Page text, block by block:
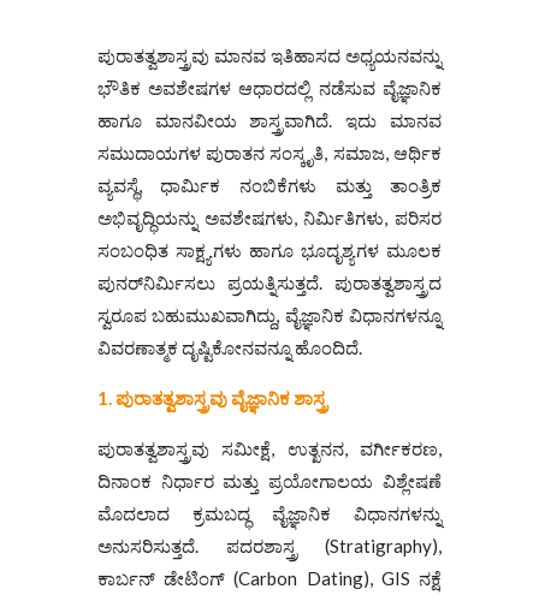
ಪುರಾತತ್ವಶಾಸ್ತ್ರವು ಮಾನವ ಇತಿಹಾಸದ ಅಧ್ಯಯನವನ್ನು
ಭೌತಿಕ ಅವಶೇಷಗಳ ಆಧಾರದಲ್ಲಿ ನಡೆಸುವ ವೈಜ್ಞಾನಿಕ
ಹಾಗೂ ಮಾನವೀಯ ಶಾಸ್ತ್ರವಾಗಿದೆ. ಇದು ಮಾನವ
ಸಮುದಾಯಗಳ ಪುರಾತನ ಸಂಸ್ಕೃತಿ, ಸಮಾಜ, ಆರ್ಥಿಕ
ವ್ಯವಸ್ಥೆ, ಧಾರ್ಮಿಕ ನಂಬಿಕೆಗಳು ಮತ್ತು ತಾಂತ್ರಿಕ
ಅಭಿವೃದ್ಧಿಯನ್ನು ಅವಶೇಷಗಳು, ನಿರ್ಮಿತಿಗಳು, ಪರಿಸರ
ಸಂಬಂಧಿತ ಸಾಕ್ಷ್ಯಗಳು ಹಾಗೂ ಭೂದೃಶ್ಯಗಳ ಮೂಲಕ
ಪುನರ್‌ನಿರ್ಮಿಸಲು ಪ್ರಯತ್ನಿಸುತ್ತದೆ. ಪುರಾತತ್ವಶಾಸ್ತ್ರದ
ಸ್ವರೂಪ ಬಹುಮುಖವಾಗಿದ್ದು, ವೈಜ್ಞಾನಿಕ ವಿಧಾನಗಳನ್ನೂ
ವಿವರಣಾತ್ಮಕ ದೃಷ್ಟಿಕೋನವನ್ನೂ ಹೊಂದಿದೆ.
1. ಪುರಾತತ್ವಶಾಸ್ತ್ರವು ವೈಜ್ಞಾನಿಕ ಶಾಸ್ತ್ರ
ಪುರಾತತ್ವಶಾಸ್ತ್ರವು ಸಮೀಕ್ಷೆ, ಉತ್ಖನನ, ವರ್ಗೀಕರಣ,
ದಿನಾಂಕ ನಿರ್ಧಾರ ಮತ್ತು ಪ್ರಯೋಗಾಲಯ ವಿಶ್ಲೇಷಣೆ
ಮೊದಲಾದ ಕ್ರಮಬದ್ಧ ವೈಜ್ಞಾನಿಕ ವಿಧಾನಗಳನ್ನು
ಅನುಸರಿಸುತ್ತದೆ. ಪದರಶಾಸ್ತ್ರ (Stratigraphy),
ಕಾರ್ಬನ್ ಡೇಟಿಂಗ್‌ (Carbon Dating), GIS ನಕ್ಷೆ